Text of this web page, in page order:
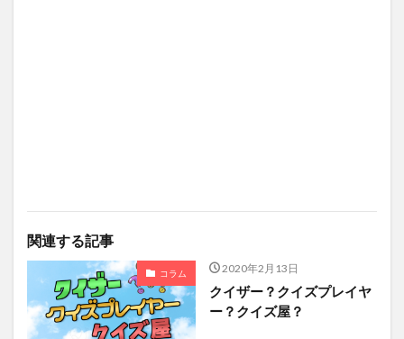
関連する記事
コラム 2020年2月13日
クイザー？クイズプレイヤ
ー？クイズ屋？